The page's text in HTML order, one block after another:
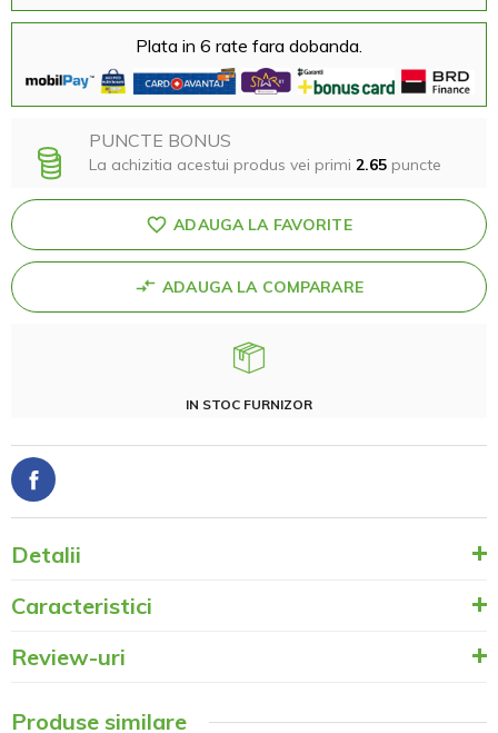
Plata in 6 rate fara dobanda.
PUNCTE BONUS
La achizitia acestui produs vei primi 2.65 puncte
ADAUGA LA FAVORITE
ADAUGA LA COMPARARE
IN STOC FURNIZOR
Detalii
Caracteristici
Review-uri
Produse similare